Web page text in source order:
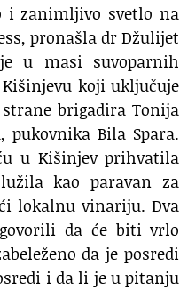
i zanimljivo svetlo na
pronašla dr Džulijet
u masi suvoparnih
koji uključuje
strane brigadira Tonija
pukovnika Bila Spara.
u Kišinjev prihvatila
kao paravan za
lokalnu vinariju. Dva
da će biti vrlo
da je posredi
i da li je u pitanju